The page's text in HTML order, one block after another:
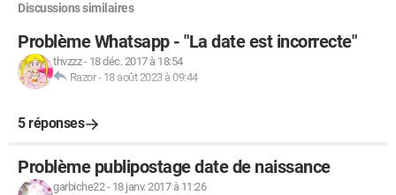
Discussions similaires
Problème Whatsapp - "La date est incorrecte"
thvzzz- 18 déc. 2017 à 18:54
Razor- 18 août 2023 à 09:44
5 réponses
Problème publipostage date de naissance
garbiche22- 18 janv. 2017 à 11:26